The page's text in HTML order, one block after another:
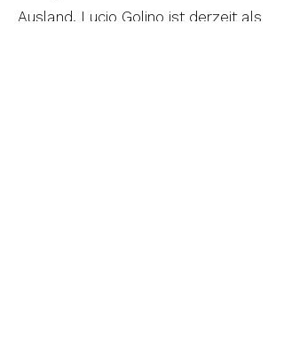
Ausland. Lucio Golino ist derzeit als